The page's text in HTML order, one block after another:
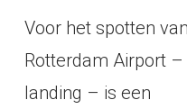
Voor het spotten
Rotterdam Airport
landing – is een